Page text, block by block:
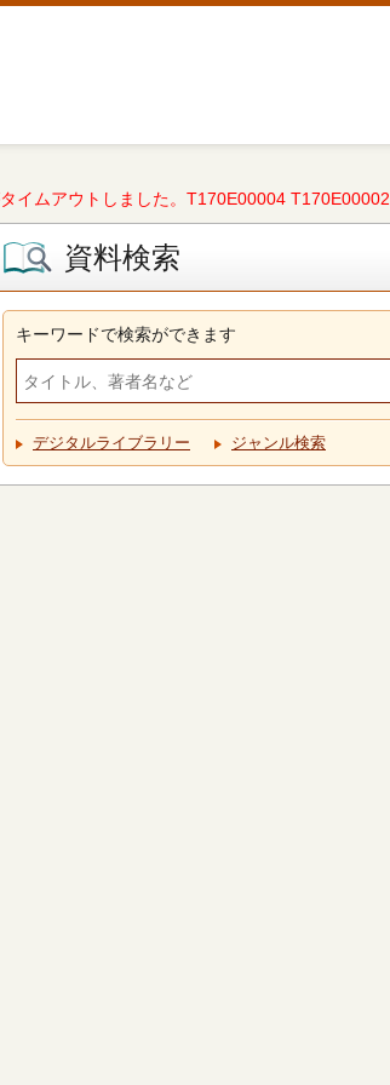
イムアウトしました。T170E00004 T170E00002
資料検索
キーワードで検索ができます
デジタルライブラリー ジャンル検索